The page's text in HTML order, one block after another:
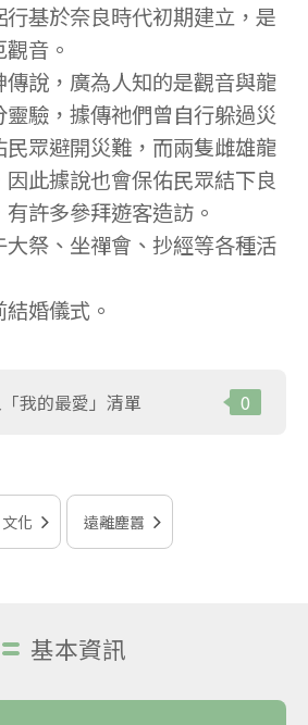
基於奈良時代初期建立，是
音。
說，廣為人知的是觀音與龍
驗，據傳祂們曾自行躲過災
眾避開災難，而兩隻雌雄龍
此據說也會保佑民眾結下良
許多參拜遊客造訪。
祭、坐禪會、抄經等各種活
婚儀式。
我的最愛」清單 0
文化 遠離塵囂
基本資訊